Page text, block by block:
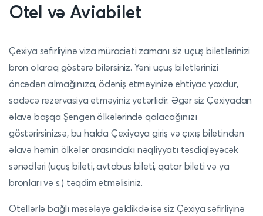
Otel və Aviabilet
Çexiya səfirliyinə viza müraciəti zamanı siz uçuş biletlərinizi
bron olaraq göstərə bilərsiniz. Yəni uçuş biletlərinizi
öncədən almağınıza, ödəniş etməyinizə ehtiyac yoxdur,
sadəcə rezervasiya etməyiniz yetərlidir. Əgər siz Çexiyadan
əlavə başqa Şengen ölkələrində qalacağınızı
göstərirsinizsə, bu halda Çexiyaya giriş və çıxış biletindən
əlavə həmin ölkələr arasındakı nəqliyyatı təsdiqləyəcək
sənədləri (uçuş bileti, avtobus bileti, qatar bileti və ya
bronları və s.) təqdim etməlisiniz.
Otellərlə bağlı məsələyə gəldikdə isə siz Çexiya səfirliyinə